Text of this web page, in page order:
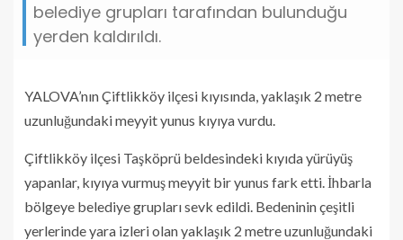
belediye grupları tarafından bulunduğu
yerden kaldırıldı.
YALOVA’nın Çiftlikköy ilçesi kıyısında, yaklaşık 2 metre
uzunluğundaki meyyit yunus kıyıya vurdu.
Çiftlikköy ilçesi Taşköprü beldesindeki kıyıda yürüyüş
yapanlar, kıyıya vurmuş meyyit bir yunus fark etti. İhbarla
bölgeye belediye grupları sevk edildi. Bedeninin çeşitli
yerlerinde yara izleri olan yaklaşık 2 metre uzunluğundaki